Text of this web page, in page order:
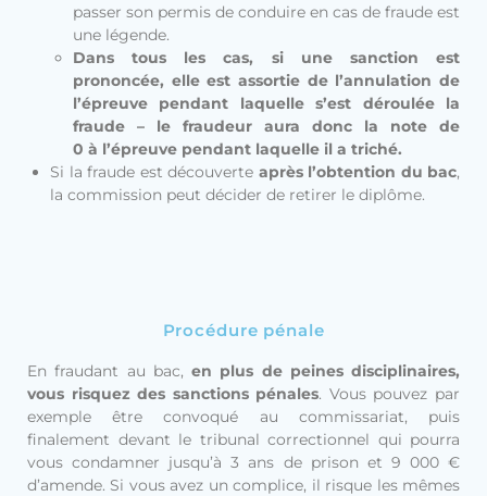
passer son permis de conduire en cas de fraude est
une légende.
Dans tous les cas, si une sanction est
prononcée, elle est assortie de l’annulation de
l’épreuve pendant laquelle s’est déroulée la
fraude – le fraudeur aura donc la note de
0 à l’épreuve pendant laquelle il a triché.
Si la fraude est découverte après l’obtention du bac,
la commission peut décider de retirer le diplôme.
Procédure pénale
En fraudant au bac, en plus de peines disciplinaires,
vous risquez des sanctions pénales. Vous pouvez par
exemple être convoqué au commissariat, puis
finalement devant le tribunal correctionnel qui pourra
vous condamner jusqu’à 3 ans de prison et 9 000 €
d’amende. Si vous avez un complice, il risque les mêmes